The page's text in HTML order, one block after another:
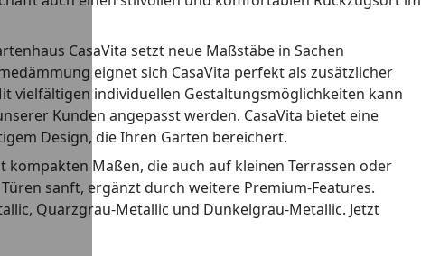
CasaVita setzt neue Maßstäbe in Sachen
eignet sich CasaVita perfekt als zusätzlicher
vielfältigen individuellen Gestaltungsmöglichkeiten kann
Kunden angepasst werden. CasaVita bietet eine
Design, die Ihren Garten bereichert.
kompakten Maßen, die auch auf kleinen Terrassen oder
sanft, ergänzt durch weitere Premium-Features.
Quarzgrau-Metallic und Dunkelgrau-Metallic. Jetzt